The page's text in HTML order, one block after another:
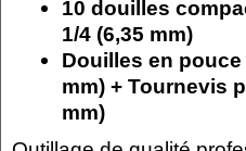
10 douilles
1/4 (6,35 mm)
Douilles en
mm) + Tournevis
mm)